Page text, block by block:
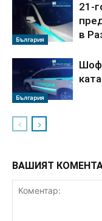
България
21-
в
България
ВАШИЯТ